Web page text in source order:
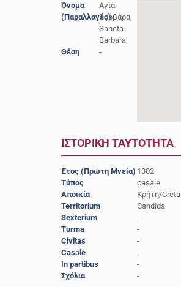
Όνομα
(Παραλλαγές)
Αγία
Βαρβάρα,
Sancta
Barbara
Θέση
-
ΙΣΤΟΡΙΚΗ ΤΑΥΤΟΤΗΤΑ
Έτος (Πρώτη Μνεία) 1302
Τύπος
casale
Αποικία
Κρήτη/Creta
Territorium
Candida
Sexterium
-
Turma
-
Civitas
-
Casale
-
In partibus
-
Σχόλια
-